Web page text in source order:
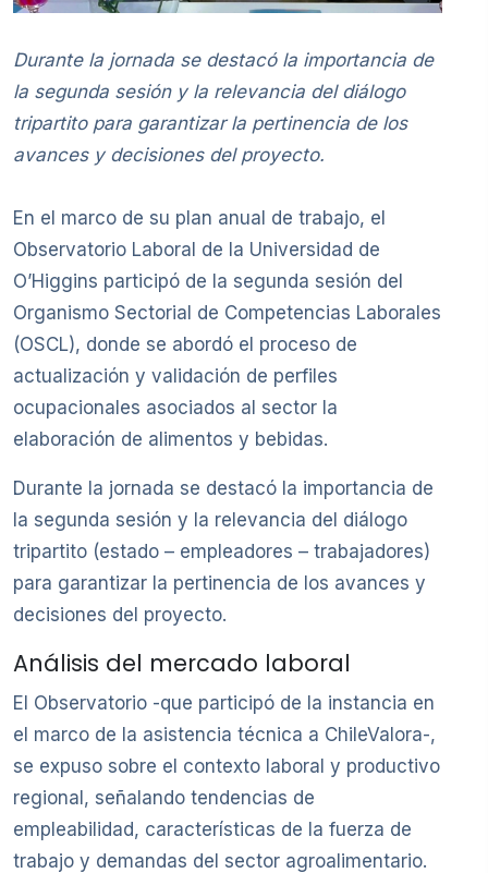
Durante la jornada se destacó la importancia de
la segunda sesión y la relevancia del diálogo
tripartito para garantizar la pertinencia de los
avances y decisiones del proyecto.
En el marco de su plan anual de trabajo, el
Observatorio Laboral de la Universidad de
O’Higgins participó de la segunda sesión del
Organismo Sectorial de Competencias Laborales
(OSCL), donde se abordó el proceso de
actualización y validación de perfiles
ocupacionales asociados al sector la
elaboración de alimentos y bebidas.
Durante la jornada se destacó la importancia de
la segunda sesión y la relevancia del diálogo
tripartito (estado – empleadores – trabajadores)
para garantizar la pertinencia de los avances y
decisiones del proyecto.
Análisis del mercado laboral
El Observatorio -que participó de la instancia en
el marco de la asistencia técnica a ChileValora-,
se expuso sobre el contexto laboral y productivo
regional, señalando tendencias de
empleabilidad, características de la fuerza de
trabajo y demandas del sector agroalimentario.